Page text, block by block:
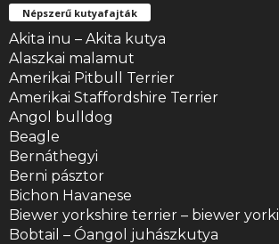
Népszerű kutyafajták
Akita inu – Akita kutya
Alaszkai malamut
Amerikai Pitbull Terrier
Amerikai Staffordshire Terrier
Angol bulldog
Beagle
Bernáthegyi
Berni pásztor
Bichon Havanese
Biewer yorkshire terrier – biewer yorki
Bobtail – Óangol juhászkutya